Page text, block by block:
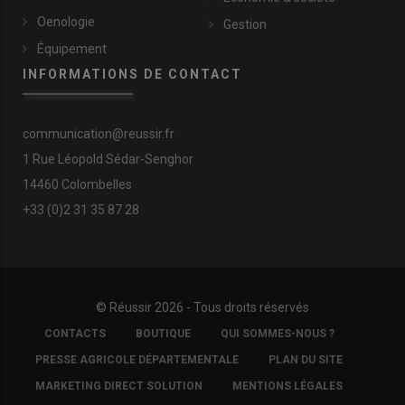
Oenologie
Équipement
Gestion
INFORMATIONS DE CONTACT
communication@reussir.fr
1 Rue Léopold Sédar-Senghor
14460 Colombelles
+33 (0)2 31 35 87 28
© Réussir 2026 - Tous droits réservés
FOOTER
COPYRIGHT
CONTACTS BOUTIQUE QUI SOMMES-NOUS ?
PRESSE AGRICOLE DÉPARTEMENTALE PLAN DU SITE
MARKETING DIRECT SOLUTION MENTIONS LÉGALES